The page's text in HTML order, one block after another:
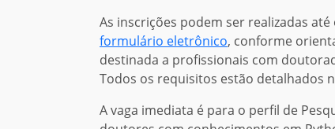
As inscrições podem ser realizadas
formulário eletrônico, conforme
destinada a profissionais com
Todos os requisitos estão detalhados
A vaga imediata é para o perfil de